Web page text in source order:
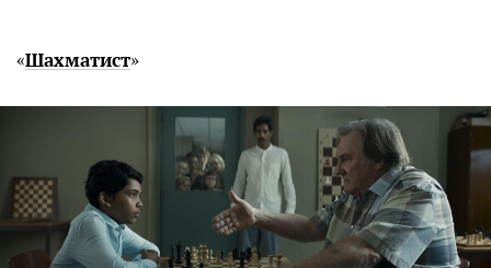
«Шахматист»